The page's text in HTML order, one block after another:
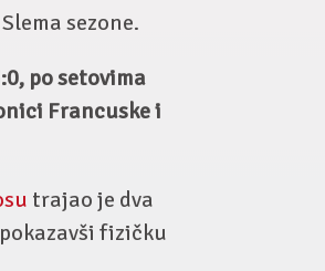
sezone.
po setovima
Francuske i
trajao je dva
fizičku